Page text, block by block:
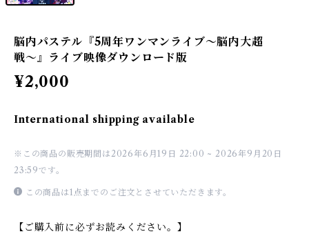
脳内パステル『5周年ワンマンライブ〜脳内大超
戦〜』ライブ映像ダウンロード版
¥2,000
International shipping available
※この商品の販売期間は2026年6月19日 22:00 ~ 2026年9月20日
23:59です。
この商品は1点までのご注文とさせていただきます。
【ご購入前に必ずお読みください。】